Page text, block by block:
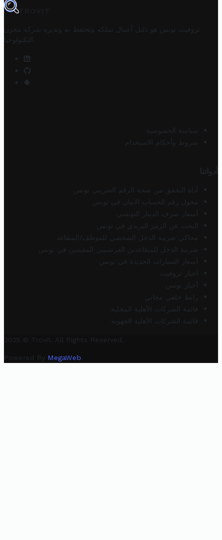
TROVIT
تروفيت تونس هو دليل أعمال تملكه وتحتفظ به وتديره
شركة مخزن
التكنولوجيا
سياسة الخصوصية
شروط وأحكام الاستخدام
أدواتنا
أداة التحقق من صحة الرقم الضريبي تونس
محول رقم الحساب الآيبان في تونس
أسعار صرف الدينار التونسي
البحث عن الرمز البريدي في تونس
محاكي ضريبة الدخل الشخصي للموظف/المتقاعد
ضريبة الدخل للمتقاعدين الفرنسيين المقيمين في تونس
أسعار السيارات الجديدة في تونس
أخبار تروفيت
أخبار تونس
رابط خلفي مجاني
قائمة الشركات الأهلية المحلية
قائمة الشركات الأهلية الجهوية
2025 © Trovit. All Rights Reserved.
Powered By MegaWeb